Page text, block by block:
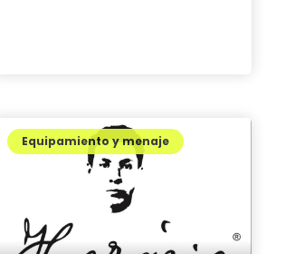
Equipamiento y menaje